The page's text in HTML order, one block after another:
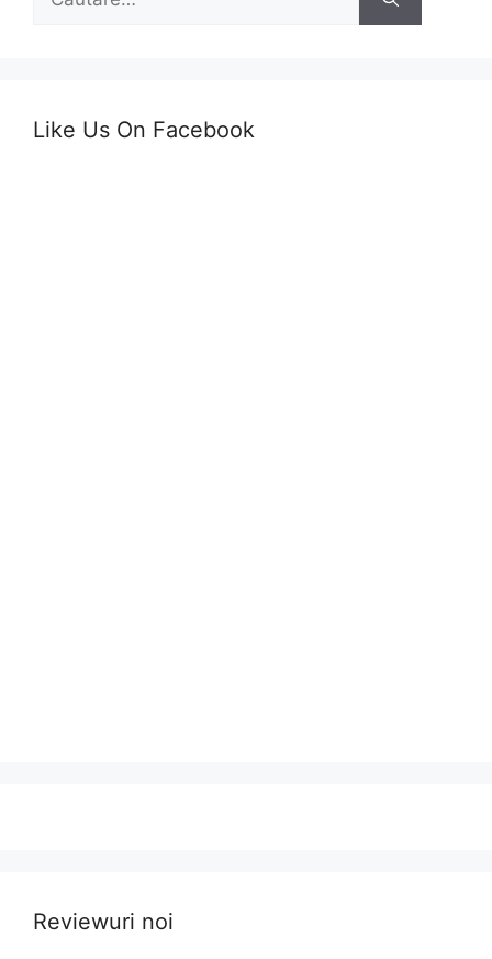
după:
Like Us On Facebook
Reviewuri noi